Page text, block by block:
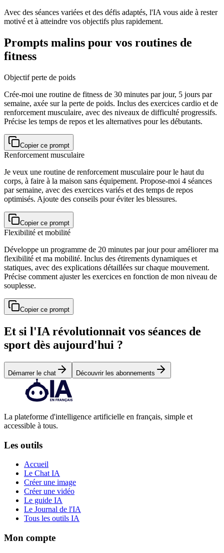
Avec des séances variées et des défis adaptés, l'IA vous aide à rester
motivé et à atteindre vos objectifs plus rapidement.
Prompts malins pour vos routines de
fitness
Objectif perte de poids
Crée-moi une routine de fitness de 30 minutes par jour, 5 jours par
semaine, axée sur la perte de poids. Inclus des exercices cardio et de
renforcement musculaire, avec des niveaux de difficulté progressifs.
Précise les temps de repos et les alternatives pour les débutants.
Copier ce prompt
Renforcement musculaire
Je veux une routine de renforcement musculaire pour le haut du
corps, à faire à la maison sans équipement. Propose-moi 4 séances
par semaine, avec des exercices variés et des temps de repos
optimisés. Ajoute des conseils pour éviter les blessures.
Copier ce prompt
Flexibilité et mobilité
Développe un programme de 20 minutes par jour pour améliorer ma
flexibilité et ma mobilité. Inclus des étirements dynamiques et
statiques, avec des explications détaillées sur chaque mouvement.
Précise comment ajuster les exercices en fonction de mon niveau de
souplesse.
Copier ce prompt
Et si l'IA révolutionnait vos séances de
sport dès aujourd'hui ?
Démarrer le chat Découvrir les abonnements
La plateforme d'intelligence artificielle en français, simple et
accessible à tous.
Les outils
Accueil
Le Chat IA
Créer une image
Créer une vidéo
Le guide IA
Le Journal de l'IA
Tous les outils IA
Mon compte